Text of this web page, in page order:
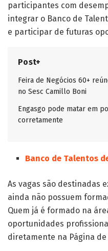
participantes com
integrar o Banco de
e participar de futuras
Post+
Feira de Negócios 60+
no Sesc Camillo Boni
Engasgo pode matar em
corretamente
Banco de Talentos
As vagas são destinadas
ainda não possuem
Quem já é formado na
oportunidades
diretamente na Página